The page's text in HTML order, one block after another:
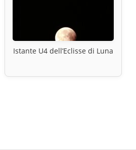
Istante U4 dell’Eclisse di Luna